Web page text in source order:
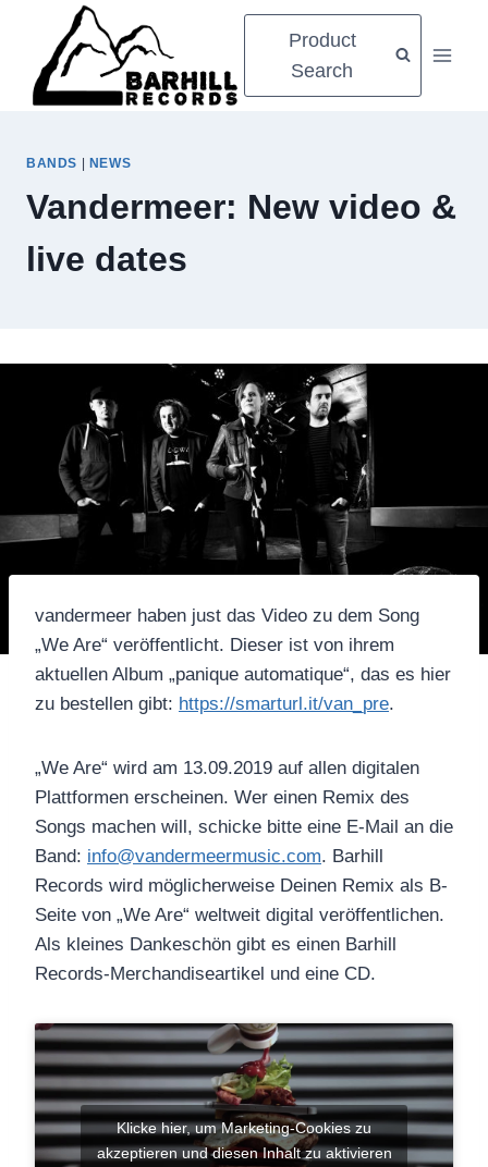
springen
Product
Search
BANDS NEWS
Vandermeer: New video &
live dates
vandermeer haben just das Video zu dem Song
„We Are“ veröffentlicht. Dieser ist von ihrem
aktuellen Album „panique automatique“, das es hier
zu bestellen gibt: https://smarturl.it/van_pre.
„We Are“ wird am 13.09.2019 auf allen digitalen
Plattformen erscheinen. Wer einen Remix des
Songs machen will, schicke bitte eine E-Mail an die
Band: info@vandermeermusic.com. Barhill
Records wird möglicherweise Deinen Remix als B-
Seite von „We Are“ weltweit digital veröffentlichen.
Als kleines Dankeschön gibt es einen Barhill
Records-Merchandiseartikel und eine CD.
Klicke hier, um Marketing-Cookies zu
akzeptieren und diesen Inhalt zu aktivieren